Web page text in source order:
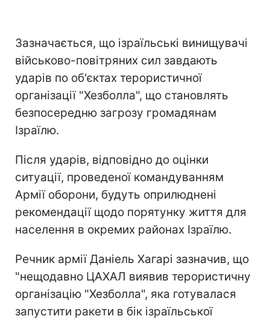
Зазначається, що ізраїльські винищувачі
військово-повітряних сил завдають
ударів по об'єктах терористичної
організації "Хезболла", що становлять
безпосередню загрозу громадянам
Ізраїлю.
Після ударів, відповідно до оцінки
ситуації, проведеної командуванням
Армії оборони, будуть оприлюднені
рекомендації щодо порятунку життя для
населення в окремих районах Ізраїлю.
Речник армії Даніель Хагарі зазначив, що
"нещодавно ЦАХАЛ виявив терористичну
організацію "Хезболла", яка готувалася
запустити ракети в бік ізраїльської